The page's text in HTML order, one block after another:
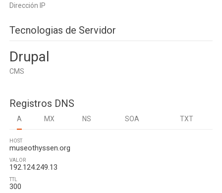
Dirección IP
Tecnologias de Servidor
Drupal
CMS
Registros DNS
A MX NS SOA TXT
HOST
museothyssen.org
VALOR
192.124.249.13
TTL
300